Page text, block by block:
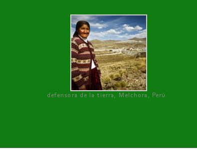
defensora de la tierra, Melchora, Perú